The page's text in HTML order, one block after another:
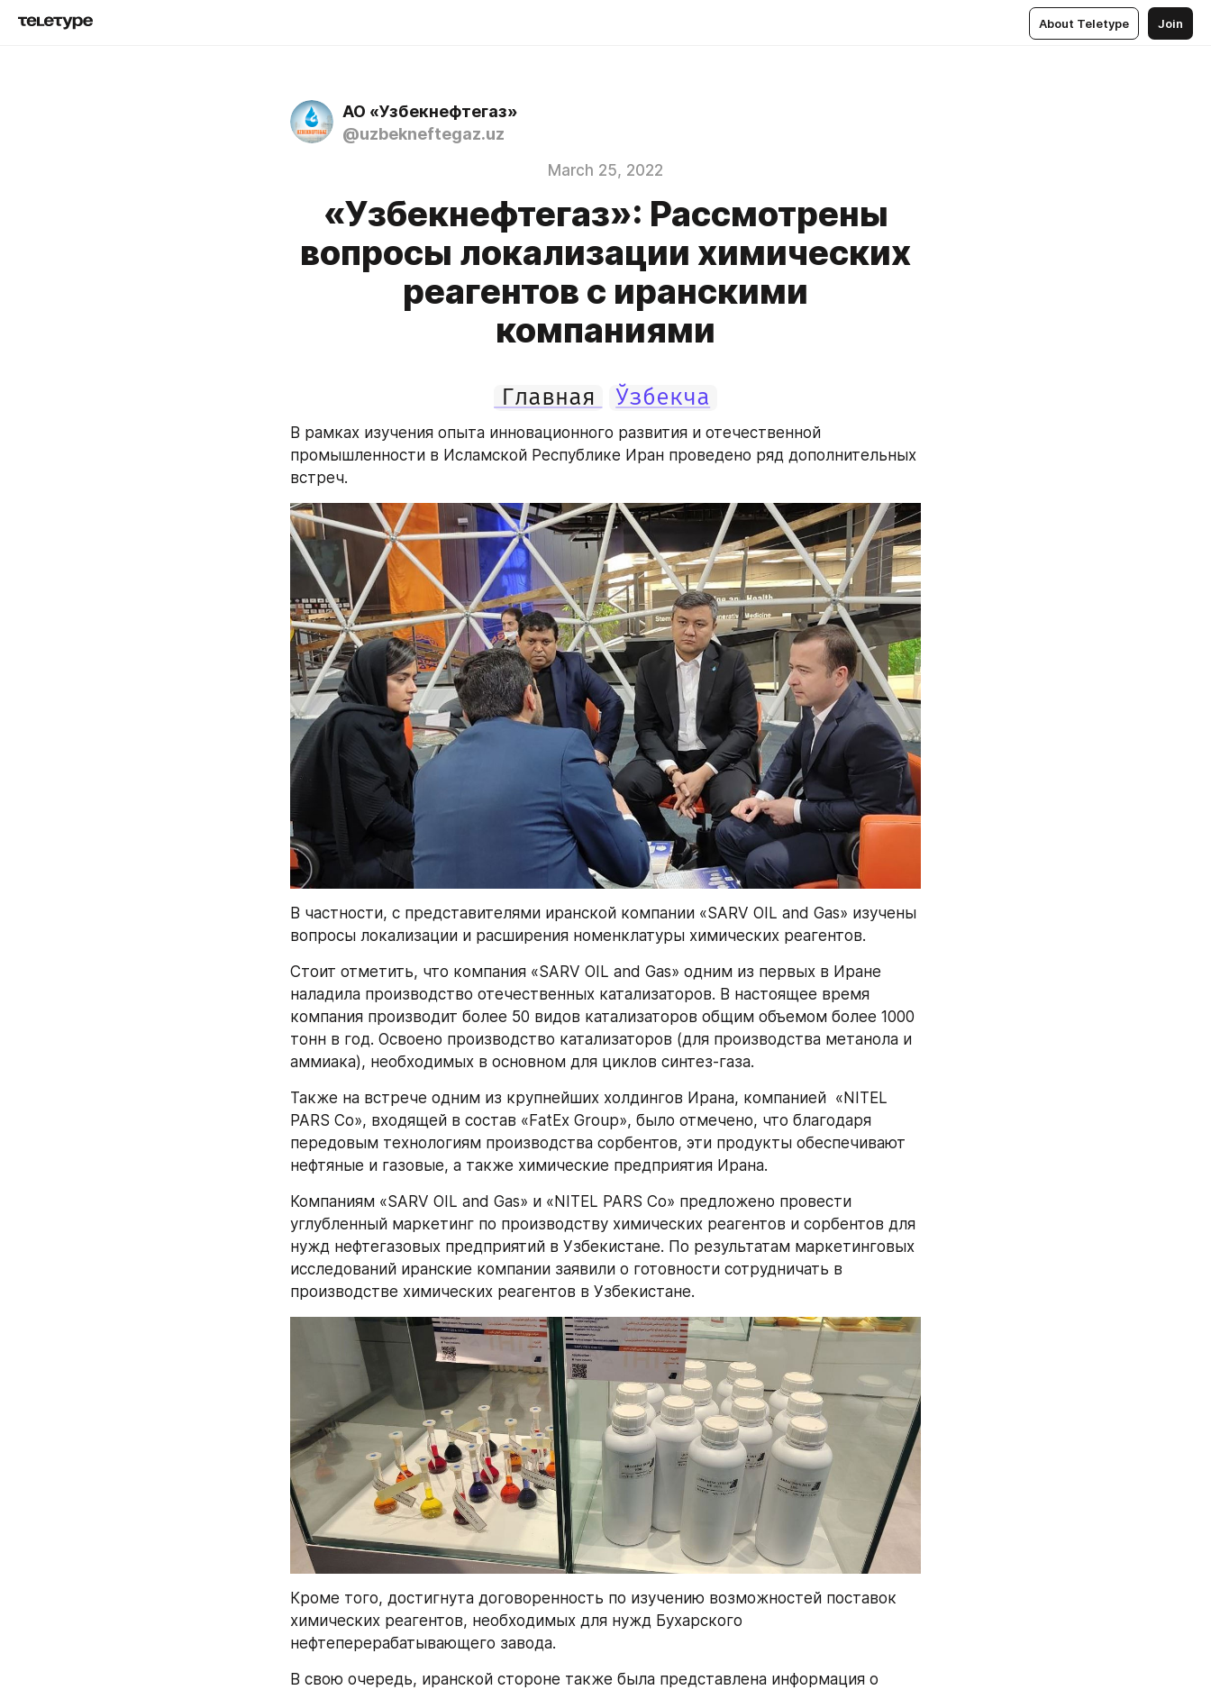
About Teletype Join
АО «Узбекнефтегаз»
@uzbekneftegaz.uz
March 25, 2022
«Узбекнефтегаз»: Рассмотрены
вопросы локализации химических
реагентов с иранскими
компаниями
Главная Ўзбекча
В рамках изучения опыта инновационного развития и отечественной
промышленности в Исламской Республике Иран проведено ряд дополнительных
встреч.
В частности, с представителями иранской компании «SARV OIL and Gas» изучены
вопросы локализации и расширения номенклатуры химических реагентов.
Стоит отметить, что компания «SARV OIL and Gas» одним из первых в Иране
наладила производство отечественных катализаторов. В настоящее время
компания производит более 50 видов катализаторов общим объемом более 1000
тонн в год. Освоено производство катализаторов (для производства метанола и
аммиака), необходимых в основном для циклов синтез-газа.
Также на встрече одним из крупнейших холдингов Ирана, компанией  «NITEL
PARS Co», входящей в состав «FatEx Group», было отмечено, что благодаря
передовым технологиям производства сорбентов, эти продукты обеспечивают
нефтяные и газовые, а также химические предприятия Ирана.
Компаниям «SARV OIL and Gas» и «NITEL PARS Co» предложено провести
углубленный маркетинг по производству химических реагентов и сорбентов для
нужд нефтегазовых предприятий в Узбекистане. По результатам маркетинговых
исследований иранские компании заявили о готовности сотрудничать в
производстве химических реагентов в Узбекистане.
Кроме того, достигнута договоренность по изучению возможностей поставок
химических реагентов, необходимых для нужд Бухарского
нефтеперерабатывающего завода.
В свою очередь, иранской стороне также была представлена информация о